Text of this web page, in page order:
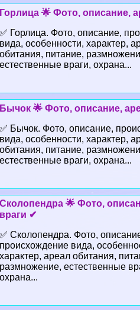
Горлица 🌟 Фото, описание,
✅ Горлица. Фото, описание,
вида, особенности, хаpaктер,
обитания, питание,
естественные враги, охрана...
Бычок 🌟 Фото, описание,
✅ Бычок. Фото, описание,
вида, особенности, хаpaктер,
обитания, питание,
естественные враги, охрана...
Сколопендра 🌟 Фото,
враги ✔
✅ Сколопендра. Фото,
происхождение вида,
хаpaктер, ареал обитания,
размножение, естественные
охрана...